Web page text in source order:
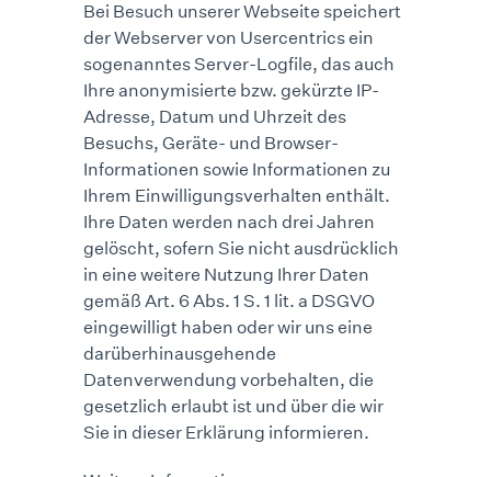
Bei Besuch unserer Webseite speichert
der Webserver von Usercentrics ein
sogenanntes Server-Logfile, das auch
Ihre anonymisierte bzw. gekürzte IP-
Adresse, Datum und Uhrzeit des
Besuchs, Geräte- und Browser-
Informationen sowie Informationen zu
Ihrem Einwilligungsverhalten enthält.
Ihre Daten werden nach drei Jahren
gelöscht, sofern Sie nicht ausdrücklich
in eine weitere Nutzung Ihrer Daten
gemäß Art. 6 Abs. 1 S. 1 lit. a DSGVO
eingewilligt haben oder wir uns eine
darüberhinausgehende
Datenverwendung vorbehalten, die
gesetzlich erlaubt ist und über die wir
Sie in dieser Erklärung informieren.